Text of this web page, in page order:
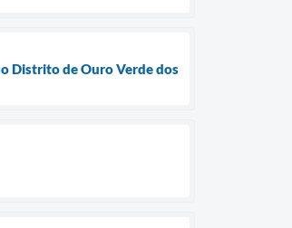
Distrito de Ouro Verde dos